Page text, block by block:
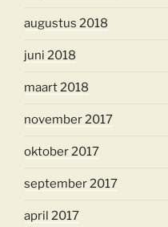
augustus 2018
juni 2018
maart 2018
november 2017
oktober 2017
september 2017
april 2017